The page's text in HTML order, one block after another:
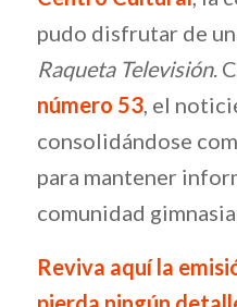
pudo disfrutar de
Raqueta Televisión.
número 53, el
consolidándose
para mantener
comunidad
Reviva aquí la